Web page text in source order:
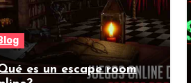
es un escape room